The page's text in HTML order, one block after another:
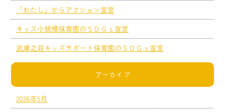
「わたし」からアクション宣言
キッズ小規模保育園のＳＤＧｓ宣言
武庫之荘キッズサポート保育園のＳＤＧｓ宣言
アーカイブ
2026年5月